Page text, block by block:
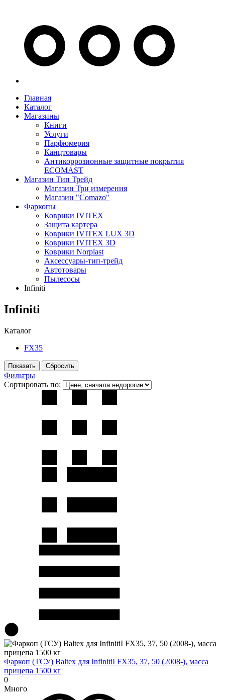
Главная
Каталог
Магазины
Книги
Услуги
Парфюмерия
Канцтовары
Антикоррозионные защитные покрытия
ECOMAST
Магазин Тип Трейд
Магазин Три измерения
Магазин "Comazo"
Фаркопы
Коврики IVITEX
Защита картера
Коврики IVITEX LUX 3D
Коврики IVITEX 3D
Коврики Norplast
Аксессуары-тип-трейд
Автотовары
Пылесосы
Infiniti
Infiniti
Каталог
FX35
Фильтры
Сортировать по:
Фаркоп (ТСУ) Baltex для InfinitiI FX35, 37, 50 (2008-), масса
прицепа 1500 кг
0
Много